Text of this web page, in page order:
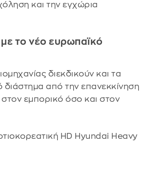
και την εγχώρια
το νέο ευρωπαϊκό
διεκδικούν και τα
από την επανεκκίνηση
εμπορικό όσο και στον
HD Hyundai Heavy